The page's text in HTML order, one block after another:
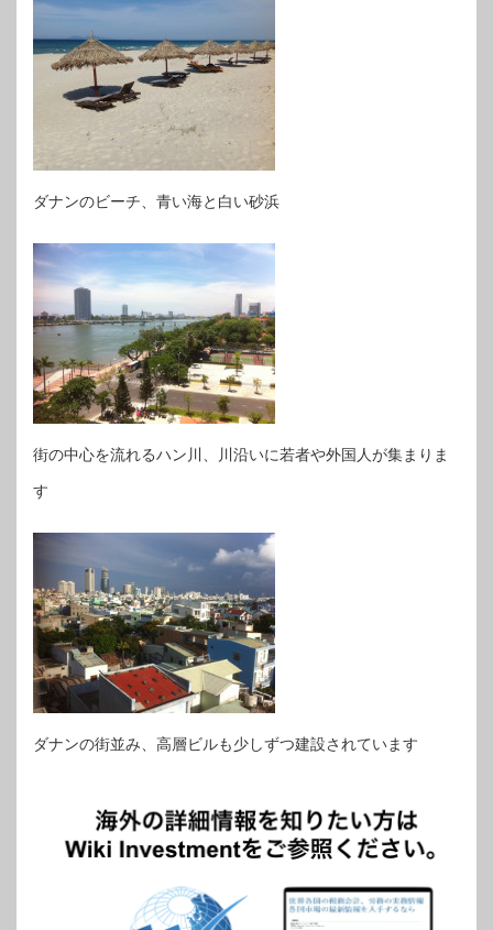
ダナンのビーチ、青い海と白い砂浜
街の中心を流れるハン川、川沿いに若者や外国人が集まりま
す
ダナンの街並み、高層ビルも少しずつ建設されています